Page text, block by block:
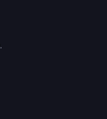
.